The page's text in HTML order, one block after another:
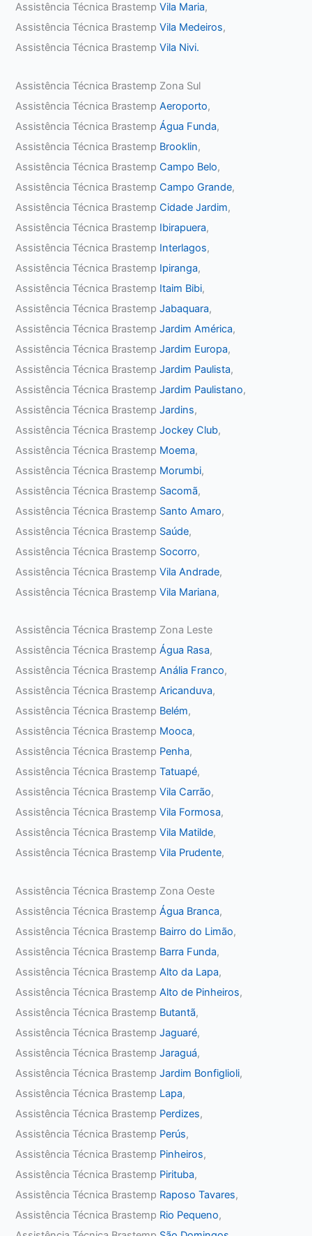
Assistência Técnica BrastempVila Maria,
Assistência Técnica BrastempVila Medeiros,
Assistência Técnica BrastempVila Nivi.
Assistência Técnica Brastemp Zona Sul
Assistência Técnica BrastempAeroporto,
Assistência Técnica BrastempÁgua Funda,
Assistência Técnica Brastemp Brooklin,
Assistência Técnica BrastempCampo Belo,
Assistência Técnica BrastempCampo Grande,
Assistência Técnica BrastempCidade Jardim,
Assistência Técnica Brastemp Ibirapuera,
Assistência Técnica Brastemp Interlagos,
Assistência Técnica Brastemp Ipiranga,
Assistência Técnica Brastemp Itaim Bibi,
Assistência Técnica BrastempJabaquara,
Assistência Técnica BrastempJardim América,
Assistência Técnica BrastempJardim Europa,
Assistência Técnica BrastempJardim Paulista,
Assistência Técnica BrastempJardim Paulistano,
Assistência Técnica BrastempJardins,
Assistência Técnica BrastempJockey Club,
Assistência Técnica Brastemp Moema,
Assistência Técnica Brastemp Morumbi,
Assistência Técnica Brastemp Sacomã,
Assistência Técnica Brastemp Santo Amaro,
Assistência Técnica Brastemp Saúde,
Assistência Técnica Brastemp Socorro,
Assistência Técnica BrastempVila Andrade,
Assistência Técnica BrastempVila Mariana,
Assistência Técnica Brastemp Zona Leste
Assistência Técnica BrastempÁgua Rasa,
Assistência Técnica BrastempAnália Franco,
Assistência Técnica BrastempAricanduva,
Assistência Técnica Brastemp Belém,
Assistência Técnica Brastemp Mooca,
Assistência Técnica Brastemp Penha,
Assistência Técnica BrastempTatuapé,
Assistência Técnica BrastempVila Carrão,
Assistência Técnica BrastempVila Formosa,
Assistência Técnica BrastempVila Matilde,
Assistência Técnica BrastempVila Prudente,
Assistência Técnica Brastemp Zona Oeste
Assistência Técnica BrastempÁgua Branca,
Assistência Técnica Brastemp Bairro do Limão,
Assistência Técnica Brastemp Barra Funda,
Assistência Técnica BrastempAlto da Lapa,
Assistência Técnica BrastempAlto de Pinheiros,
Assistência Técnica Brastemp Butantã,
Assistência Técnica BrastempJaguaré,
Assistência Técnica BrastempJaraguá,
Assistência Técnica BrastempJardim Bonfiglioli,
Assistência Técnica Brastemp Lapa,
Assistência Técnica Brastemp Perdizes,
Assistência Técnica Brastemp Perús,
Assistência Técnica Brastemp Pinheiros,
Assistência Técnica Brastemp Pirituba,
Assistência Técnica Brastemp Raposo Tavares,
Assistência Técnica Brastemp Rio Pequeno,